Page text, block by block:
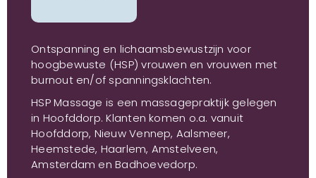
Ontspanning en lichaamsbewustzijn voor
hoogbewuste (HSP) vrouwen en vrouwen met
burnout en/of spanningsklachten.
HSP Massage is een massagepraktijk gelegen
in Hoofddorp. Klanten komen o.a. vanuit
Hoofddorp, Nieuw Vennep, Aalsmeer,
Heemstede, Haarlem, Amstelveen,
Amsterdam en Badhoevedorp.